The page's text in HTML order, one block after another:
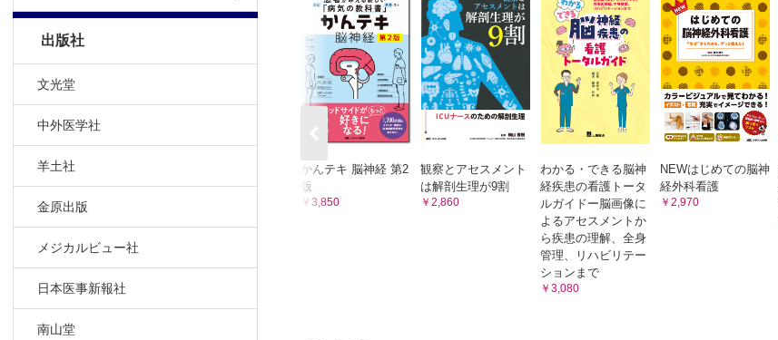
出版社
文光堂
中外医学社
羊土社
金原出版
メジカルビュー社
日本医事新報社
南山堂
かんテキ 脳神経 第2
版
￥3,850
観察とアセスメント
は解剖生理が9割
￥2,860
わかる・できる脳神
経疾患の看護トータ
ルガイドー脳画像に
よるアセスメントか
ら疾患の理解、全身
管理、リハビリテー
ションまで
￥3,080
NEWはじめての脳神
経外科看護
￥2,970